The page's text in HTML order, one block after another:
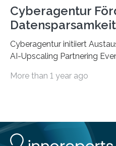
Cyberagentur
Cyberagentur initiiert
AI-Upscaling Partnering
innovative
Entwicklung von
Datenreduktion und
More than 1 year ago